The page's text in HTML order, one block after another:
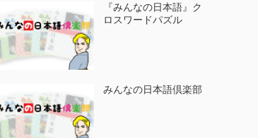
『みんなの日本語』ク
ロスワードパズル
みんなの日本語倶楽部